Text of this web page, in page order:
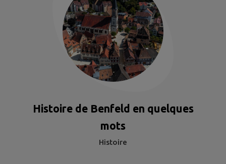
Histoire de Benfeld en quelques
mots
Histoire